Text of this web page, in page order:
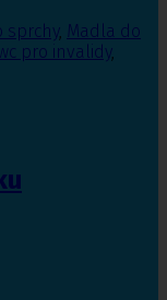
sprchy, Madla do
pro invalidy,